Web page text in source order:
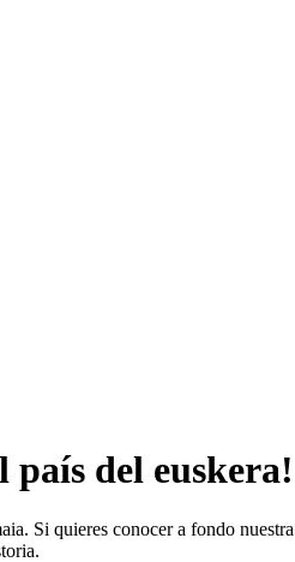
país del euskera!
Si quieres conocer a fondo